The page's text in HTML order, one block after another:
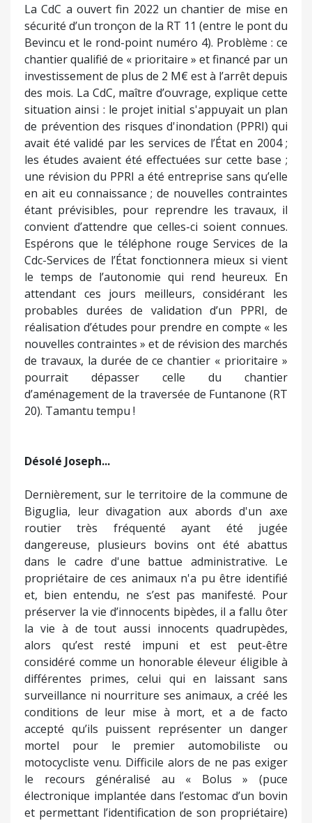
La CdC a ouvert fin 2022 un chantier de mise en
sécurité d’un tronçon de la RT 11 (entre le pont du
Bevincu et le rond-point numéro 4). Problème : ce
chantier qualifié de « prioritaire » et financé par un
investissement de plus de 2 M€ est à l’arrêt depuis
des mois. La CdC, maître d’ouvrage, explique cette
situation ainsi : le projet initial s'appuyait un plan
de prévention des risques d'inondation (PPRI) qui
avait été validé par les services de l’État en 2004 ;
les études avaient été effectuées sur cette base ;
une révision du PPRI a été entreprise sans qu’elle
en ait eu connaissance ; de nouvelles contraintes
étant prévisibles, pour reprendre les travaux, il
convient d’attendre que celles-ci soient connues.
Espérons que le téléphone rouge Services de la
Cdc-Services de l’État fonctionnera mieux si vient
le temps de l’autonomie qui rend heureux. En
attendant ces jours meilleurs, considérant les
probables durées de validation d’un PPRI, de
réalisation d’études pour prendre en compte « les
nouvelles contraintes » et de révision des marchés
de travaux, la durée de ce chantier « prioritaire »
pourrait dépasser celle du chantier
d’aménagement de la traversée de Funtanone (RT
20). Tamantu tempu !
Désolé Joseph...
Dernièrement, sur le territoire de la commune de
Biguglia, leur divagation aux abords d'un axe
routier très fréquenté ayant été jugée
dangereuse, plusieurs bovins ont été abattus
dans le cadre d'une battue administrative. Le
propriétaire de ces animaux n'a pu être identifié
et, bien entendu, ne s’est pas manifesté. Pour
préserver la vie d’innocents bipèdes, il a fallu ôter
la vie à de tout aussi innocents quadrupèdes,
alors qu’est resté impuni et est peut-être
considéré comme un honorable éleveur éligible à
différentes primes, celui qui en laissant sans
surveillance ni nourriture ses animaux, a créé les
conditions de leur mise à mort, et a de facto
accepté qu’ils puissent représenter un danger
mortel pour le premier automobiliste ou
motocycliste venu. Difficile alors de ne pas exiger
le recours généralisé au « Bolus » (puce
électronique implantée dans l’estomac d’un bovin
et permettant l’identification de son propriétaire)